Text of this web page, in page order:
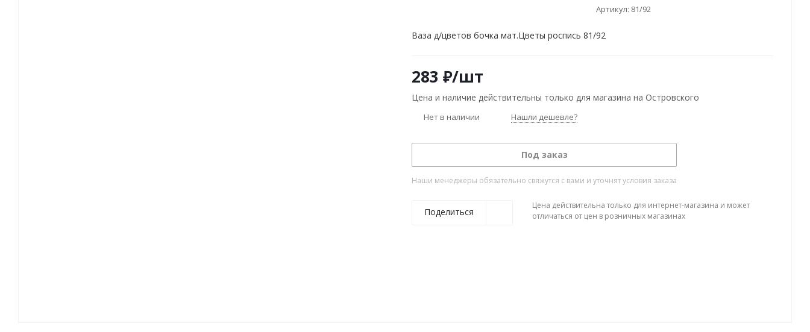
Артикул: 81/92
Ваза д/цветов бочка мат.Цветы роспись 81/92
283 ₽/шт
Цена и наличие действительны только для магазина на Островского
Нет в наличии Нашли дешевле?
Под заказ
Наши менеджеры обязательно свяжутся с вами и уточнят условия заказа
Поделиться
Цена действительна только для интернет-магазина и может
отличаться от цен в розничных магазинах